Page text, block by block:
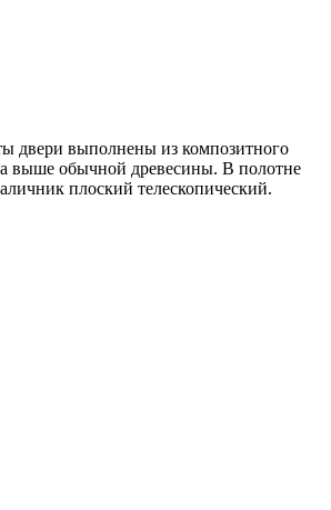
двери выполнены из композитного
выше обычной древесины. В полотне
плоский телескопический.